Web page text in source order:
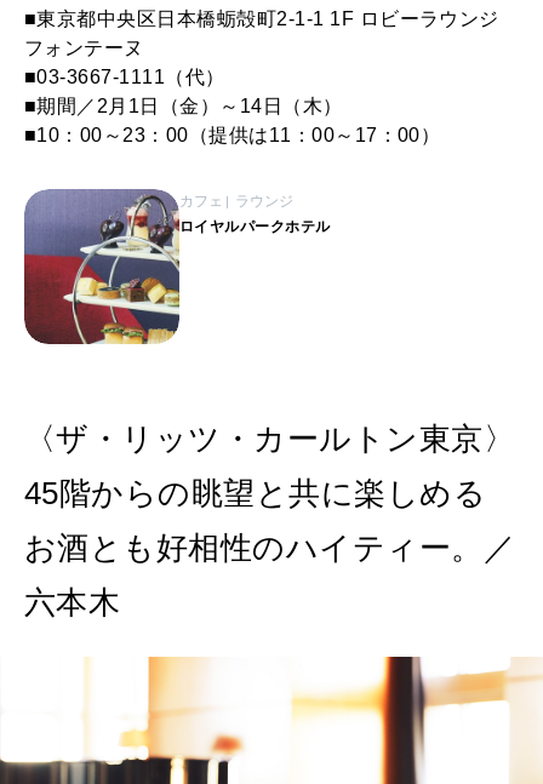
■東京都中央区日本橋蛎殻町2-1-1 1F ロビーラウンジ
フォンテーヌ
■03-3667-1111（代）
■期間／2月1日（金）～14日（木）
■10：00～23：00（提供は11：00～17：00）
カフェ ラウンジ
ロイヤルパークホテル
〈ザ・リッツ・カールトン東京〉
45階からの眺望と共に楽しめる
お酒とも好相性のハイティー。／
六本木